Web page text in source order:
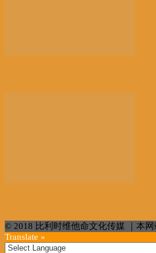
© 2018 比利时维他命文化传媒 ｜本网
Translate »